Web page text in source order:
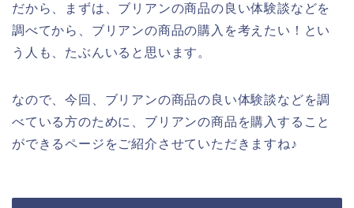
だから、まずは、ブリアンの商品の良い体験談などを
調べてから、ブリアンの商品の購入を考えたい！とい
う人も、たぶんいると思います。
なので、今回、ブリアンの商品の良い体験談などを調
べている方のために、ブリアンの商品を購入すること
ができるページをご紹介させていただきますね♪